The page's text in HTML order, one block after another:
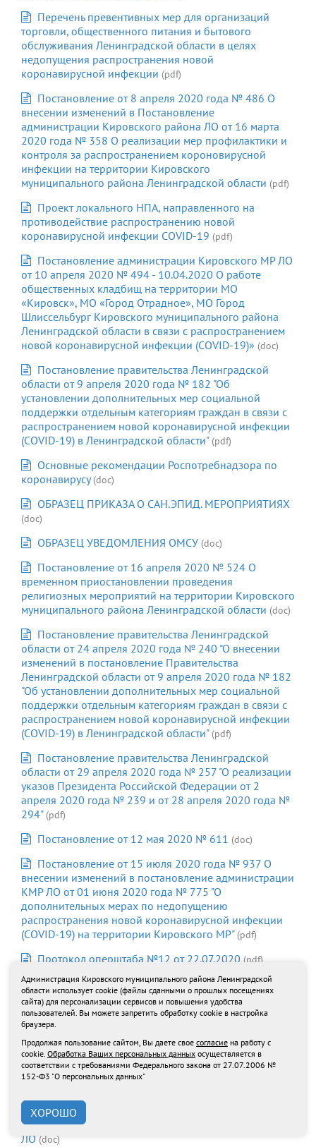
Перечень превентивных мер для организаций
торговли, общественного питания и бытового
обслуживания Ленинградской области в целях
недопущения распространения новой
коронавирусной инфекции (pdf)
Постановление от 8 апреля 2020 года № 486 О
внесении изменений в Постановление
администрации Кировского района ЛО от 16 марта
2020 года № 358 О реализации мер профилактики и
контроля за распространением короновирусной
инфекции на территории Кировского
муниципального района Ленинградской области (pdf)
Проект локального НПА, направленного на
противодействие распространению новой
коронавирусной инфекции COVID-19 (pdf)
Постановление администрации Кировского МР ЛО
от 10 апреля 2020 № 494 - 10.04.2020 О работе
общественных кладбищ на территории МО
«Кировск», МО «Город Отрадное», МО Город
Шлиссельбург Кировского муниципального района
Ленинградской области в связи с распространением
новой коронавирусной инфекции (COVID-19)» (doc)
Постановление правительства Ленинградской
области от 9 апреля 2020 года № 182 "Об
установлении дополнительных мер социальной
поддержки отдельным категориям граждан в связи с
распространением новой коронавирусной инфекции
(COVID-19) в Ленинградской области" (pdf)
Основные рекомендации Роспотребнадзора по
коронавирусу (doc)
ОБРАЗЕЦ ПРИКАЗА О САН.ЭПИД. МЕРОПРИЯТИЯХ
(doc)
ОБРАЗЕЦ УВЕДОМЛЕНИЯ ОМСУ (doc)
Постановление от 16 апреля 2020 № 524 О
временном приостановлении проведения
религиозных мероприятий на территории Кировского
муниципального района Ленинградской области (doc)
Постановление правительства Ленинградской
области от 24 апреля 2020 года № 240 "О внесении
изменений в постановление Правительства
Ленинградской области от 9 апреля 2020 года № 182
"Об установлении дополнительных мер социальной
поддержки отдельным категориям граждан в связи с
распространением новой коронавирусной инфекции
(COVID-19) в Ленинградской области" (pdf)
Постановление правительства Ленинградской
области от 29 апреля 2020 года № 257 "О реализации
указов Президента Российской Федерации от 2
апреля 2020 года № 239 и от 28 апреля 2020 года №
294" (pdf)
Постановление от 12 мая 2020 № 611 (doc)
Постановление от 15 июля 2020 года № 937 О
внесении изменений в постановление администрации
КМР ЛО от 01 июня 2020 года № 775 "О
дополнительных мерах по недопущению
распространения новой коронавирусной инфекции
(COVID-19) на территории Кировского МР" (pdf)
Протокол оперштаба №12 от 22.07.2020 (pdf)
Постановление ПЛО от 11 сентября 2020 года №
620 (pdf)
Пост. администрации Кировского МРЛО 1314 от
Распоряжение №146 от 23.10.2020 (pdf)
ПОСТАНОВЛЕНИЕ от 13 августа 2020 г. N 573
Реестр паспортов коллективного иммунитета K
COVID-19, выданных на территории Кировского МР
ЛО (doc)
Администрация Кировского муниципального района Ленинградской
области использует cookie (файлы сданными о прошлых посещениях
сайта) для персонализации сервисов и повышения удобства
пользователей. Вы можете запретить обработку cookie в настройка
браузера.
Продолжая пользование сайтом, Вы даете свое согласие на работу с
cookie. Обработка Ваших персональных данных осуществляется в
соответствии с требованиями Федерального закона от 27.07.2006 №
152-Ф3 "О персональных данных"
ХОРОШО